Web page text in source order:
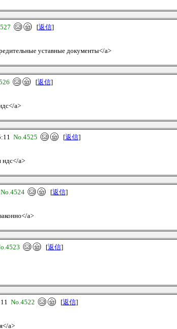
[返信]
уставные документы</a>
[返信]
a>
No.4525 [返信]
ндс</a>
No.4524 [返信]
a>
[返信]
No.4522 [返信]
a>